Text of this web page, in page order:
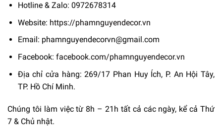
Hotline & Zalo: 0972678314
Website: https://phamnguyendecor.vn
Email: phamnguyendecorvn@gmail.com
Facebook: facebook.com/phamnguyendecor.vn
Địa chỉ cửa hàng: 269/17 Phan Huy Ích, P. An Hội Tây,
TP. Hồ Chí Minh.
Chúng tôi làm việc từ 8h – 21h tất cả các ngày, kể cả Thứ
7 & Chủ nhật.